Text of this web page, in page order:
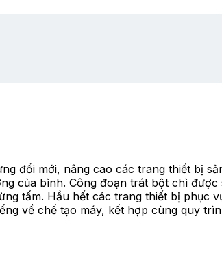
đổi mới, nâng cao các trang thiết bị
của bình. Công đoạn trát bột chì
tấm. Hầu hết các trang thiết bị phục
về chế tạo máy, kết hợp cùng quy